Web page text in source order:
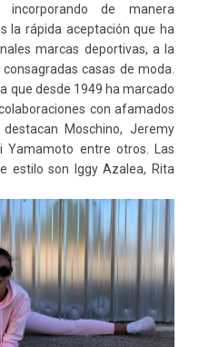
de manera
la rápida aceptación que ha
marcas deportivas, a la
casas de moda.
que desde 1949 ha marcado
con afamados
Moschino, Jeremy
Yamamoto entre otros. Las
estilo son Iggy Azalea, Rita